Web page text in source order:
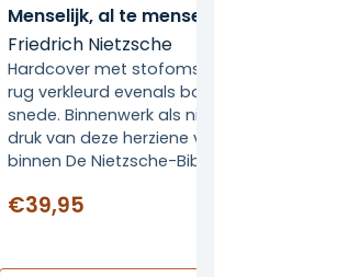
Menselijk, al te menselijk
Friedrich Nietzsche
Hardcover met stofomslag. Omslag
rug verkleurd evenals bovenzijde
snede. Binnenwerk als nieuw! Eerste
druk van deze herziene vertaling
binnen De Nietzsche-Bibliotheek
€39,95